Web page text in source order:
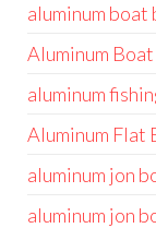
aluminum
Aluminum
aluminum
Aluminum Flat
aluminum jon
aluminum jon